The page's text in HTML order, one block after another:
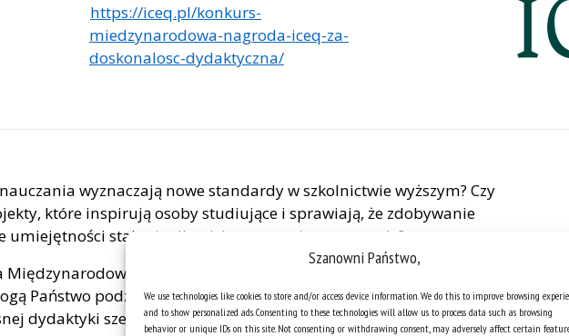
Szanowni Państwo,
We use technologies like cookies to store and/or access device information. We do this to improve browsing
and to show personalized ads. Consenting to these technologies will allow us to process data such as browsing
behavior or unique IDs on this site. Not consenting or withdrawing consent, may adversely affect certain
https://iceq.pl/konkurs-
miedzynarodowa-nagroda-iceq-za-
doskonalosc-dydaktyczna/
wyznaczają nowe standardy w szkolnictwie wyższym? Czy
które inspirują osoby studiujące i sprawiają, że zdobywanie
umiejętności staje się dla nich motywującą przygodą?
Międzynarodowa Nagroda ICEQ za Doskonałość Dydaktyczną! To
Państwo podzielić się najlepszymi praktykami i zaprezentować
dydaktyki szerokiej publiczności.